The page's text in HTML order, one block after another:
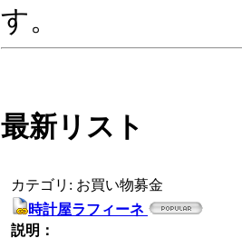
す。
最新リスト
カテゴリ: お買い物募金
時計屋ラフィーネ
説明：